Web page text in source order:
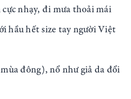
nhạy, đi mưa thoải mái
hầu hết size tay người Việt
đông), nổ như giả da đổi